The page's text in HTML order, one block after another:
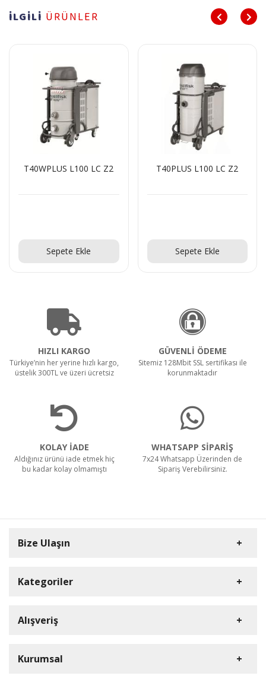
İLGİLİ ÜRÜNLER
T40WPLUS L100 LC Z2
Sepete Ekle
T40PLUS L100 LC Z2
Sepete Ekle
HIZLI KARGO
Türkiye’nin her yerine hızlı kargo,
üstelik 300TL ve üzeri ücretsiz
GÜVENLİ ÖDEME
Sitemiz 128Mbit SSL sertifikası ile
korunmaktadır
KOLAY İADE
Aldığınız ürünü iade etmek hiç
bu kadar kolay olmamıştı
WHATSAPP SİPARİŞ
7x24 Whatsapp Üzerinden de
Sipariş Verebilirsiniz.
Bize Ulaşın
0(352) 231 92 94
Kategoriler
Rulopak
Ermop
Alışveriş
Kurumsal